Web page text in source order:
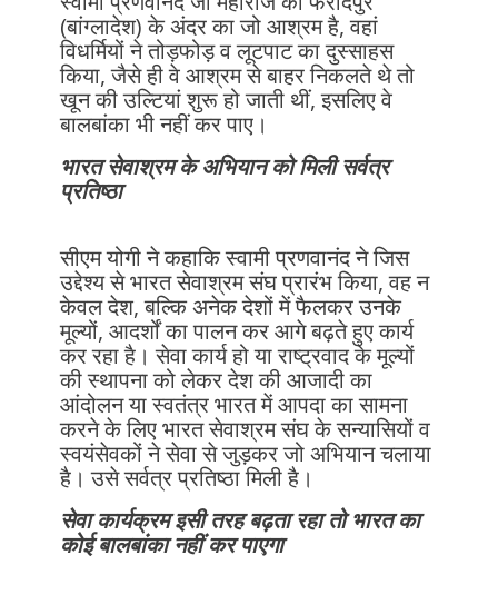
(बांग्लादेश) के अंदर का जो आश्रम है, वहां
विधर्मियों ने तोड़फोड़ व लूटपाट का दुस्साहस
किया, जैसे ही वे आश्रम से बाहर निकलते थे तो
खून की उल्टियां शुरू हो जाती थीं, इसलिए वे
बालबांका भी नहीं कर पाए।
भारत सेवाश्रम के अभियान को मिली सर्वत्र
प्रतिष्ठा
सीएम योगी ने कहाकि स्वामी प्रणवानंद ने जिस
उद्देश्य से भारत सेवाश्रम संघ प्रारंभ किया, वह न
केवल देश, बल्कि अनेक देशों में फैलकर उनके
मूल्यों, आदर्शों का पालन कर आगे बढ़ते हुए कार्य
कर रहा है। सेवा कार्य हो या राष्ट्रवाद के मूल्यों
की स्थापना को लेकर देश की आजादी का
आंदोलन या स्वतंत्र भारत में आपदा का सामना
करने के लिए भारत सेवाश्रम संघ के सन्यासियों व
स्वयंसेवकों ने सेवा से जुड़कर जो अभियान चलाया
है। उसे सर्वत्र प्रतिष्ठा मिली है।
सेवा कार्यक्रम इसी तरह बढ़ता रहा तो भारत का
कोई बालबांका नहीं कर पाएगा